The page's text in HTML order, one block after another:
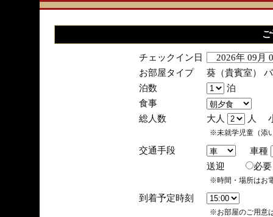
チェックイン日
2026年 09
お部屋タイプ
葵（貴賓室）
泊数
泊
食事
総人数
大人 人
※未就学児童（添
交通手段
車種
送迎
※時間・場所はお
到着予定時刻
※お部屋のご用意